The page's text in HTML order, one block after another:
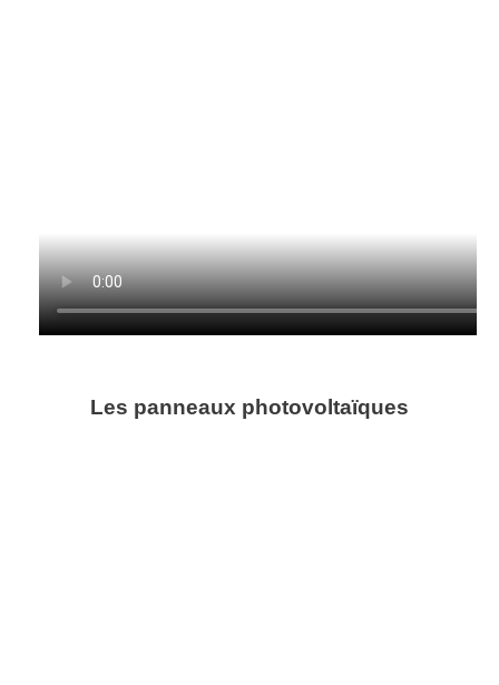
Les panneaux photovoltaïques